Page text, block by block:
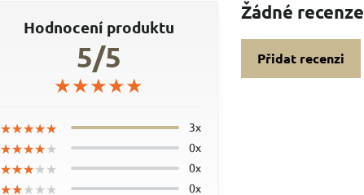
Hodnocení produktu
5/5
★★★★★
★★★★★
★★★★★
★★★★★
★★★★★
★★★★★ 3x
★★★★★
★★★★★
★★★★★ 0x
★★★★★
★★★★★
★★★★★ 0x
★★★★★
★★★★★
★★★★★ 0x
Žádné recenze
Přidat recenzi